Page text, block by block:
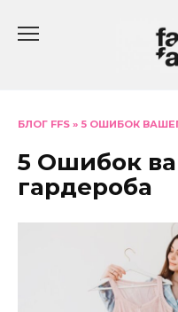
БЛОГ FFS » 5 ОШИБОК
5 Ошибок
гардероба